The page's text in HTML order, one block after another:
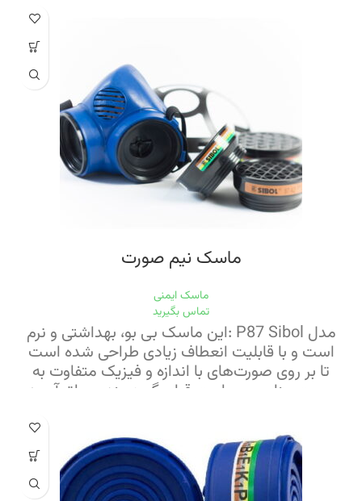
ماسک نیم صورت
ماسک ایمنی
تماس بگیرید
مدل P87 Sibol :این ماسک بی بو، بهداشتی و نرم
است و با قابلیت انعطاف زیادی طراحی شده است
تا بر روی صورت‌های با اندازه و فیزیک متفاوت به
صورت مناسب و راحت قرار بگیرد. بند و یراق آن به
مناسب و پلیمر ABS تولید شده است که استفاده
از آن با استفاده از قلاب ویژه بسیار آسان است.
سوپاپ‌های بسیار نرم در شیرهای ورودی و خروجی
این ماسک، ورود و خروج هوا را بسیار آسان و روان